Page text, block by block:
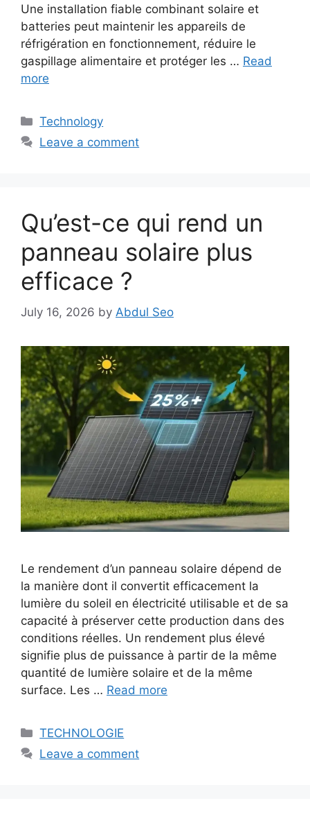
Une installation fiable combinant solaire et
batteries peut maintenir les appareils de
réfrigération en fonctionnement, réduire le
gaspillage alimentaire et protéger les … Read
more
Categories
Technology
Leave a comment
Qu’est-ce qui rend un
panneau solaire plus
efficace ?
July 16, 2026 by Abdul Seo
Le rendement d’un panneau solaire dépend de
la manière dont il convertit efficacement la
lumière du soleil en électricité utilisable et de sa
capacité à préserver cette production dans des
conditions réelles. Un rendement plus élevé
signifie plus de puissance à partir de la même
quantité de lumière solaire et de la même
surface. Les … Read more
Categories
TECHNOLOGIE
Leave a comment